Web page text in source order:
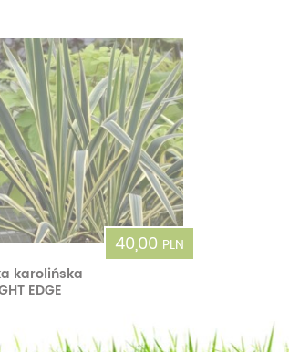
40,00 PLN
karolińska
EDGE